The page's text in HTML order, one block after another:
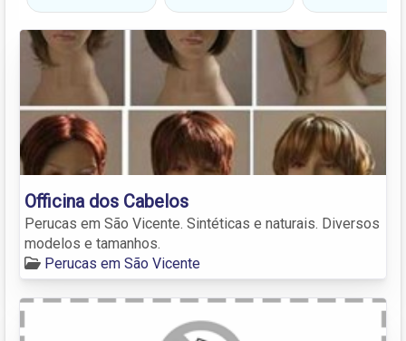
Officina dos Cabelos
Perucas em São Vicente. Sintéticas e naturais. Diversos
modelos e tamanhos.
Perucas em São Vicente